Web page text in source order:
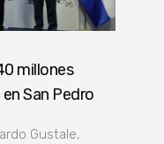
millones
San Pedro
Gustale,